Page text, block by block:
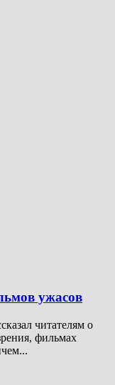
ужасов
читателям о
фильмах